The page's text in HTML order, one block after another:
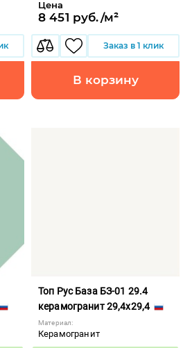
Цена
8 451 руб./м²
Заказ в 1 клик
В корзину
Топ Рус База БЗ-01 29.4
керамогранит 29,4x29,4
Материал:
Керамогранит